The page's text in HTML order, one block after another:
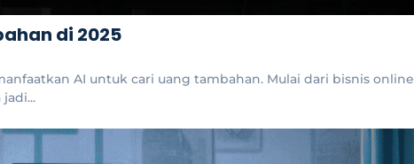
di 2025
AI untuk cari uang tambahan. Mulai dari bisnis online